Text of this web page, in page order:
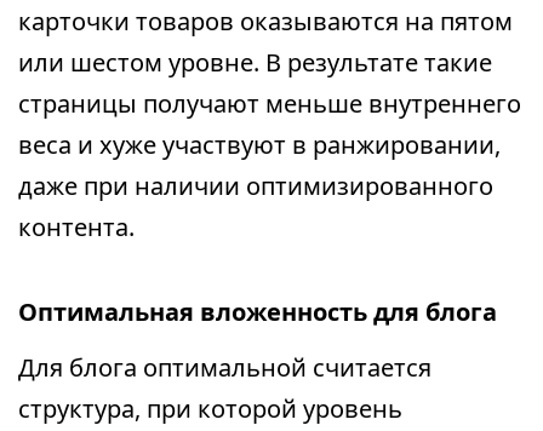
карточки товаров оказываются на пятом
или шестом уровне. В результате такие
страницы получают меньше внутреннего
веса и хуже участвуют в ранжировании,
даже при наличии оптимизированного
контента.
Оптимальная вложенность для блога
Для блога оптимальной считается
структура, при которой уровень